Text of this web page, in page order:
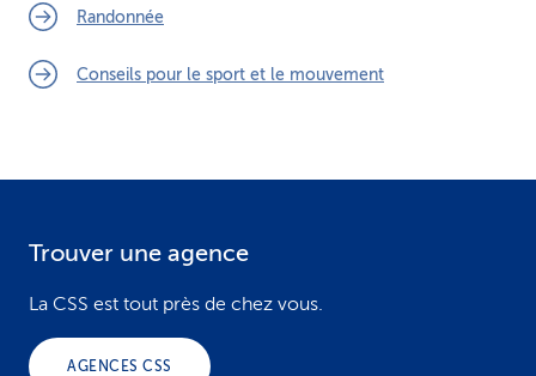
Randonnée
Conseils pour le sport et le mouvement
Trouver une agence
La CSS est tout près de chez vous.
AGENCES CSS